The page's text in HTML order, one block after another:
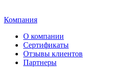
Компания
О компании
Сертификаты
Отзывы клиентов
Партнеры